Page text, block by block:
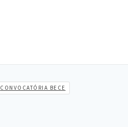
CONVOCATÓRIA BECE